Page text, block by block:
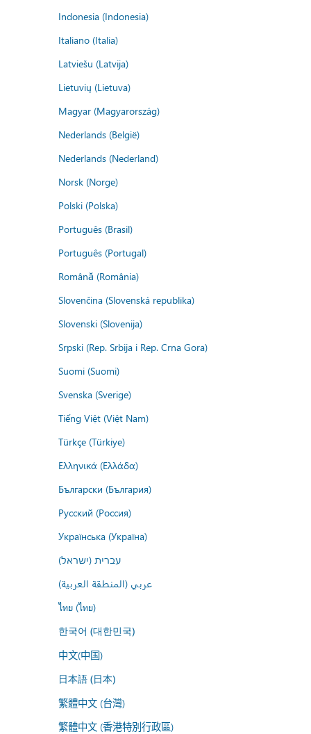
Indonesia (Indonesia)
Italiano (Italia)
Latviešu (Latvija)
Lietuvių (Lietuva)
Magyar (Magyarország)
Nederlands (België)
Nederlands (Nederland)
Norsk (Norge)
Polski (Polska)
Português (Brasil)
Português (Portugal)
Română (România)
Slovenčina (Slovenská republika)
Slovenski (Slovenija)
Srpski (Rep. Srbija i Rep. Crna Gora)
Suomi (Suomi)
Svenska (Sverige)
Tiếng Việt (Việt Nam)
Türkçe (Türkiye)
Ελληνικά (Ελλάδα)
Български (България)
Русский (Россия)
Українська (Україна)
עברית (ישראל)
عربي (المنطقة العربية)
ไทย (ไทย)
한국어 (대한민국)
中文(中国)
日本語 (日本)
繁體中文 (台灣)
繁體中文 (香港特別行政區)